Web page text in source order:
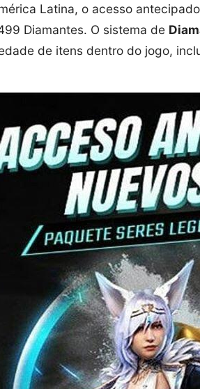
Latina, o acesso
Diamantes. O sistema de
de itens dentro do jogo,